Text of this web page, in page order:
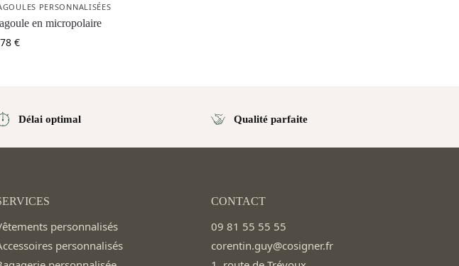
PERSONNALISÉES
en micropolaire
€
Délai optimal Qualité parfaite
personnalisés
personnalisés
CONTACT
09 81 55 55 55
corentin.guy@cosigner.fr